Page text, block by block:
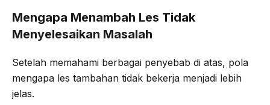
Mengapa Menambah Les Tidak
Menyelesaikan Masalah
Setelah memahami berbagai penyebab di atas, pola
mengapa les tambahan tidak bekerja menjadi lebih
jelas.